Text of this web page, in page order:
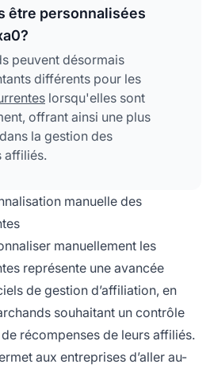
être personnalisées
peuvent désormais
différents pour les
lorsqu'elles sont
offrant ainsi une plus
la gestion des
affiliés.
manuelle des
manuellement les
représente une avancée
de gestion d’affiliation, en
souhaitant un contrôle
récompenses de leurs affiliés.
aux entreprises d’aller au-